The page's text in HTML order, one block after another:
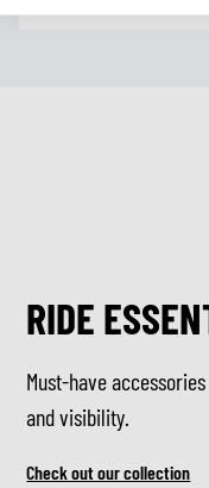
RIDE
Must-have
and visibility.
Check out our collection